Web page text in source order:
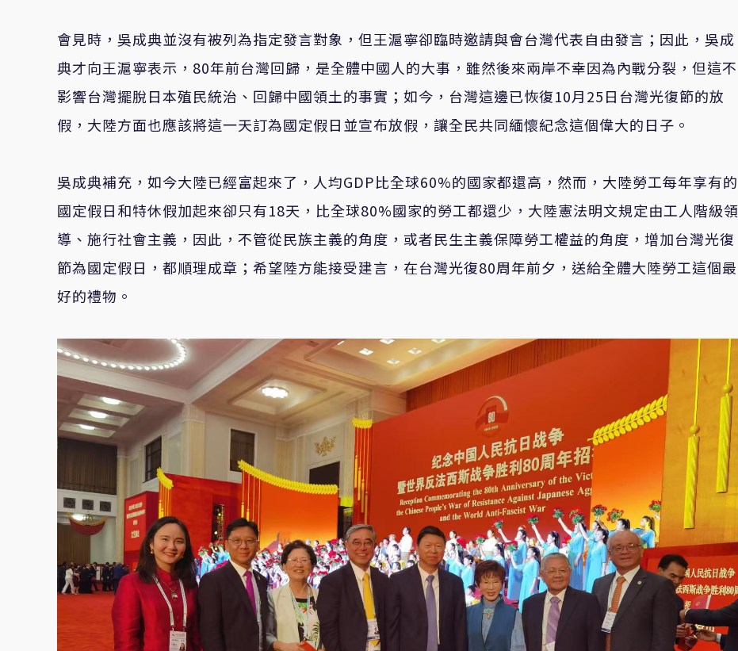
會見時，吳成典並沒有被列為指定發言對象，但王滬寧卻臨時邀請與會台灣代表自由發言；因此，吳成
典才向王滬寧表示，80年前台灣回歸，是全體中國人的大事，雖然後來兩岸不幸因為內戰分裂，但這不
影響台灣擺脫日本殖民統治、回歸中國領土的事實；如今，台灣這邊已恢復10月25日台灣光復節的放
假，大陸方面也應該將這一天訂為國定假日並宣布放假，讓全民共同緬懷紀念這個偉大的日子。
吳成典補充，如今大陸已經富起來了，人均GDP比全球60%的國家都還高，然而，大陸勞工每年享有的
國定假日和特休假加起來卻只有18天，比全球80%國家的勞工都還少，大陸憲法明文規定由工人階級領
導、施行社會主義，因此，不管從民族主義的角度，或者民生主義保障勞工權益的角度，增加台灣光復
節為國定假日，都順理成章；希望陸方能接受建言，在台灣光復80周年前夕，送給全體大陸勞工這個最
好的禮物。